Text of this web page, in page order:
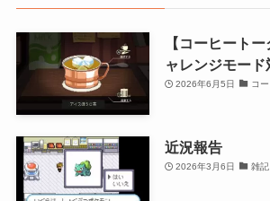
【コーヒート
ャレンジモー
2026年6月5日 コ
近況報告
2026年3月6日 雑記